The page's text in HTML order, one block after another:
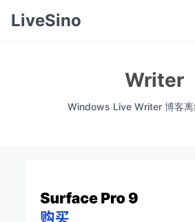
LiveSino
Writer
Windows Live Writer 博客离